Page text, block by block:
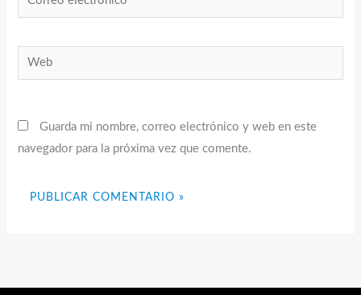
electrónico*
Web
Guarda mi nombre, correo electrónico y web en este
navegador para la próxima vez que comente.